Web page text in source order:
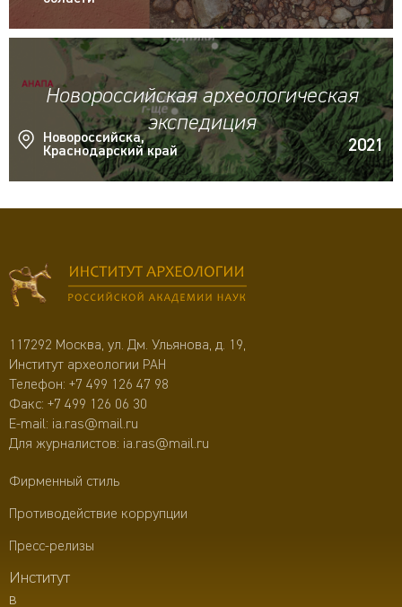
Новороссийская археологическая
экспедиция
Новороссийска,
Краснодарский край
2021
117292 Москва, ул. Дм. Ульянова, д. 19,
Институт археологии РАН
Телефон: +7 499 126 47 98
Факс: +7 499 126 06 30
E-mail: ia.ras@mail.ru
Для журналистов: ia.ras@mail.ru
Фирменный стиль
Противодействие коррупции
Пресс-релизы
Институт
в